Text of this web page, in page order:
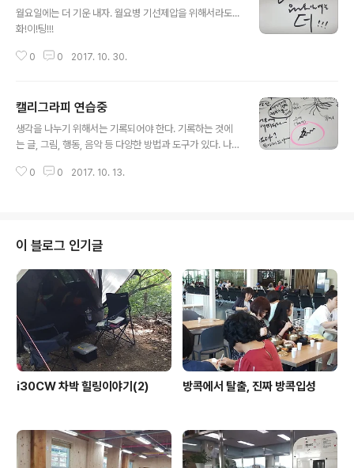
월요일에는 더 기운 내자. 월요병 기선제압을 위해서라도...
화!이!팅!!!
0 0 2017. 10. 30.
캘리그라피 연습중
생각을 나누기 위해서는 기록되어야 한다. 기록하는 것에
는 글, 그림, 행동, 음악 등 다양한 방법과 도구가 있다. 나는
학하고 있다. 모든 아이디어가 그렇듯이 순간적으로 스치
0 0 2017. 10. 13.
이 블로그 인기글
i30CW 차박 힐링이야기(2) 방콕에서 탈출, 진짜 방콕입성